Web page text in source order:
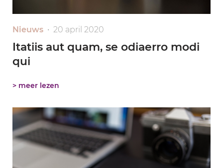
Nieuws • 20 april 2020
Itatiis aut quam, se odiaerro modi
qui
> meer lezen